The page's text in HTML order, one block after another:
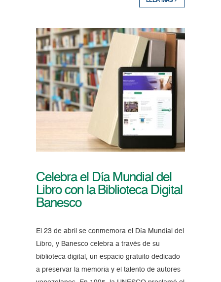
Celebra el Día Mundial del
Libro con la Biblioteca Digital
Banesco
El 23 de abril se conmemora el Día Mundial del
Libro, y Banesco celebra a través de su
biblioteca digital, un espacio gratuito dedicado
a preservar la memoria y el talento de autores